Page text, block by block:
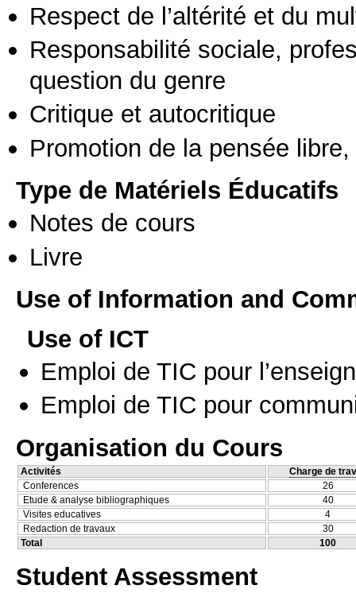
Respect de l’altérité et du
Responsabilité sociale,
question du genre
Critique et autocritique
Promotion de la pensée
Type de Matériels Éducatifs
Notes de cours
Livre
Use of Information and
Use of ICT
Emploi de TIC pour
Emploi de TIC pour
Organisation du Cours
Activités
Charge de
Conferences
26
Etude & analyse bibliographiques
40
Visites educatives
4
Redaction de travaux
30
Total
100
Student Assessment